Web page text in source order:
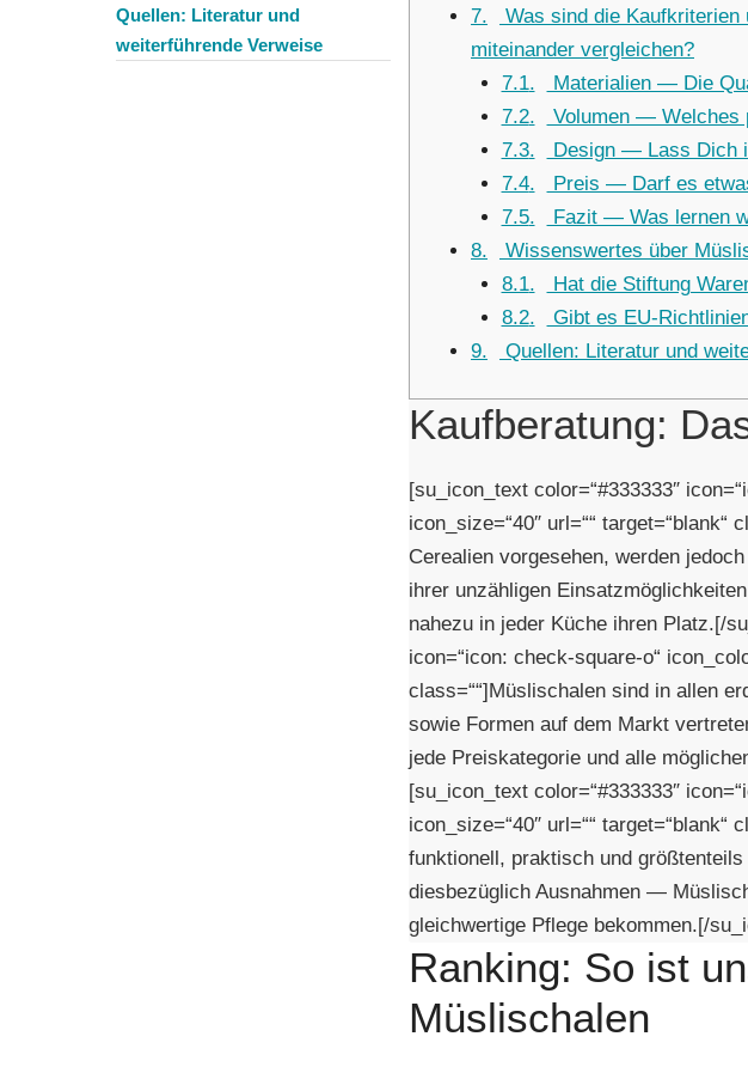
7
Was sind die
miteinander vergleichen?
7.1
Materialien — Die
7.2
Volumen — Welches
7.3
Design — Lass Dich
7.4
Preis — Darf es
7.5
Fazit — Was lernen
8
Wissenswertes über
8.1
Hat die Stiftung
8.2
Gibt es EU-
9
Quellen: Literatur und
Kaufberatung:
[su_icon_text color=“#333333″
icon_size=“40″ url=““
Cerealien vorgesehen, werden
ihrer unzähligen
nahezu in jeder Küche ihren Platz.[/
icon=“icon: check-square-o“
class=““]Müslischalen sind in allen
sowie Formen auf dem Markt
jede Preiskategorie und alle
[su_icon_text color=“#333333″
icon_size=“40″ url=““
funktionell, praktisch und
diesbezüglich Ausnahmen —
gleichwertige Pflege bekommen.[/
Ranking: So ist
Müslischalen
Quellen: Literatur und
weiterführende Verweise